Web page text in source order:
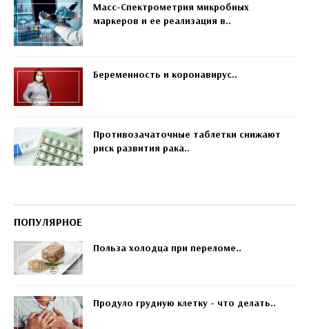
Масс-Спектрометрия микробных
маркеров и ее реализация в..
Беременность и коронавирус..
Противозачаточные таблетки снижают
риск развития рака..
ПОПУЛЯРНОЕ
Польза холодца при переломе..
Продуло грудную клетку - что делать..